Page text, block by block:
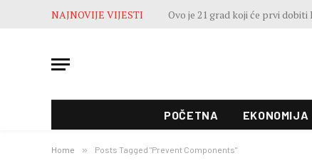
NAJNOVIJE VIJESTI
POČETNA EKONOMIJA
Home » Posts Tagged "Prevent Components"